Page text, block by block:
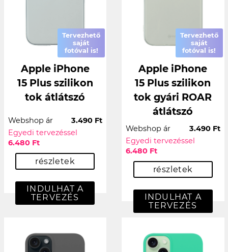
Tervezhető
saját
fotóval is!
Apple iPhone
15 Plus szilikon
tok átlátszó
Webshop ár
3.490 Ft
Egyedi tervezéssel
6.480 Ft
részletek
INDULHAT A
TERVEZÉS
Tervezhető
saját
fotóval is!
Apple iPhone
15 Plus szilikon
tok gyári ROAR
átlátszó
Webshop ár
3.490 Ft
Egyedi tervezéssel
6.480 Ft
részletek
INDULHAT A
TERVEZÉS